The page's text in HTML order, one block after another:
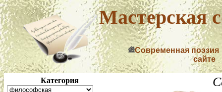
Мастерская
Современная поэзия
сайте
Категория